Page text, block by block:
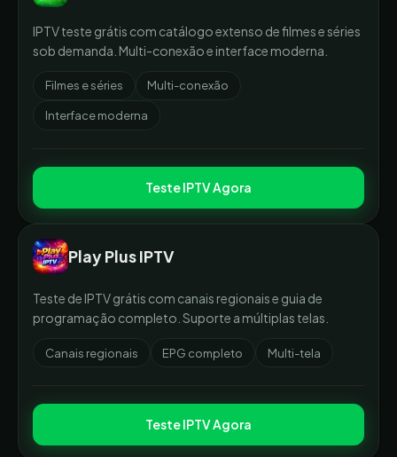
IPTV teste grátis com catálogo extenso de filmes e séries
sob demanda. Multi-conexão e interface moderna.
Filmes e séries Multi-conexão
Interface moderna
Teste IPTV Agora
Play Plus IPTV
Teste de IPTV grátis com canais regionais e guia de
programação completo. Suporte a múltiplas telas.
Canais regionais EPG completo Multi-tela
Teste IPTV Agora